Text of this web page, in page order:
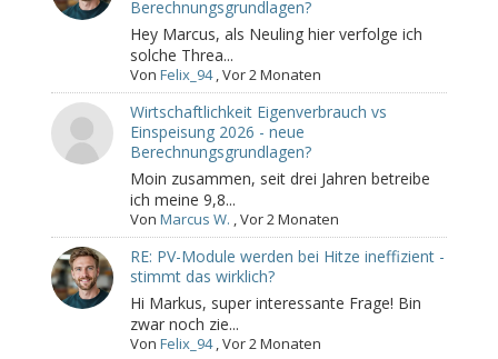
Berechnungsgrundlagen?
Hey Marcus, als Neuling hier verfolge ich
solche Threa...
VonFelix_94,Vor 2 Monaten
Wirtschaftlichkeit Eigenverbrauch vs
Einspeisung 2026 - neue
Berechnungsgrundlagen?
Moin zusammen, seit drei Jahren betreibe
ich meine 9,8...
VonMarcus W. ,Vor 2 Monaten
RE: PV-Module werden bei Hitze ineffizient -
stimmt das wirklich?
Hi Markus, super interessante Frage! Bin
zwar noch zie...
VonFelix_94,Vor 2 Monaten